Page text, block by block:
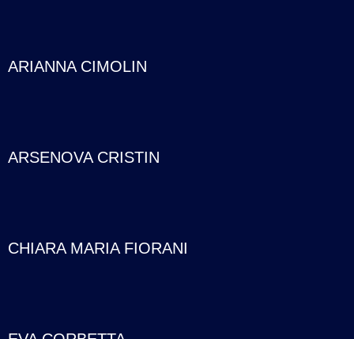
ARIANNA CIMOLIN
ARSENOVA CRISTIN
CHIARA MARIA FIORANI